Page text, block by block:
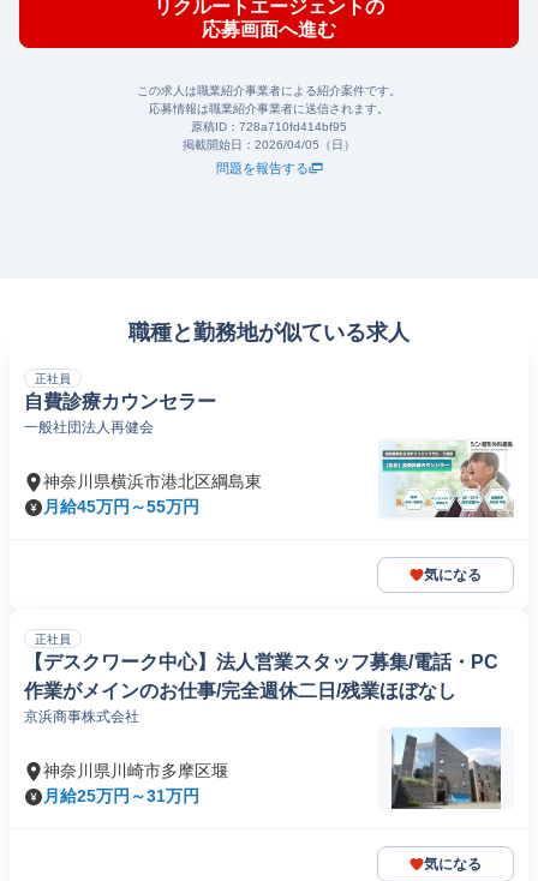
リクルートエージェントの
応募画面へ進む
この求人は職業紹介事業者による紹介案件です。
応募情報は職業紹介事業者に送信されます。
原稿ID： 728a710fd414bf95
掲載開始日： 2026/04/05（日）
問題を報告する
職種と勤務地が似ている求人
正社員
自費診療カウンセラー
一般社団法人再健会
神奈川県横浜市港北区綱島東
月給45万円～55万円
気になる
正社員
【デスクワーク中心】法人営業スタッフ募集/電話・PC
作業がメインのお仕事/完全週休二日/残業ほぼなし
京浜商事株式会社
神奈川県川崎市多摩区堰
月給25万円～31万円
気になる